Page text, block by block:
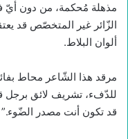
مذهلة مُحكمة، من دون أيّ
الزّائر غير المتخصّص قد
ألوان البلاط.
مرقد هذا الشّاعر محاط
للدّفء، تشريف لائق برجل
قد تكون أنت مصدر الضّوء.”